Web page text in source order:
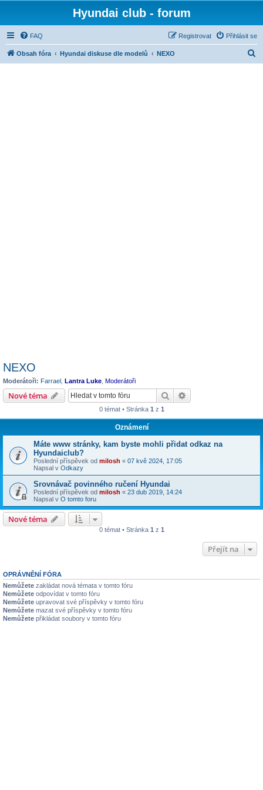
Hyundai club - forum
FAQ Přihlásit se
Registrovat
Obsah fóra Hyundai diskuse dle modelů NEXO
NEXO
Moderátoři: Farrael Lantra Luke Moderátoři
Nové téma Hledat
0 témat • Stránka 1 z 1
Oznámení
Máte www stránky, kam byste mohli přidat odkaz na
Hyundaiclub?
Poslední příspěvek od milosh « 07 kvě 2024, 17:05
Napsal v Odkazy
Srovnávač povinného ručení Hyundai
Poslední příspěvek od milosh « 23 dub 2019, 14:24
Napsal v O tomto foru
Nové téma
0 témat • Stránka 1 z 1
Přejít na
OPRÁVNĚNÍ FÓRA
Nemůžete zakládat nová témata v tomto fóru
Nemůžete odpovídat v tomto fóru
Nemůžete upravovat své příspěvky v tomto fóru
Nemůžete mazat své příspěvky v tomto fóru
Nemůžete přikládat soubory v tomto fóru